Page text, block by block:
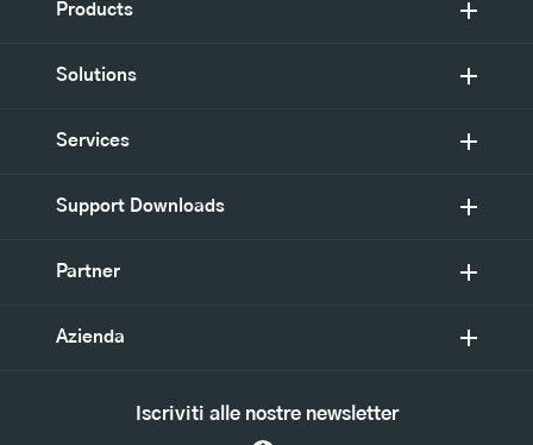
Products
Solutions
Services
Support Downloads
Partner
Azienda
Iscriviti alle nostre newsletter